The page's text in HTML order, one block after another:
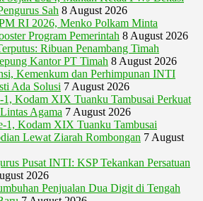
Sah 8 August 2026
RI 2026, Menko Polkam Minta
Program Pemerintah 8 August 2026
Ribuan Penambang Timah
Kantor PT Timah 8 August 2026
Kemenkum dan Perhimpunan INTI
Ada Solusi 7 August 2026
Kodam XIX Tuanku Tambusai Perkuat
Agama 7 August 2026
1, Kodam XIX Tuanku Tambusai
Lewat Ziarah Rombongan 7 August
Pusat INTI: KSP Tekankan Persatuan
2026
Penjualan Dua Digit di Tengah